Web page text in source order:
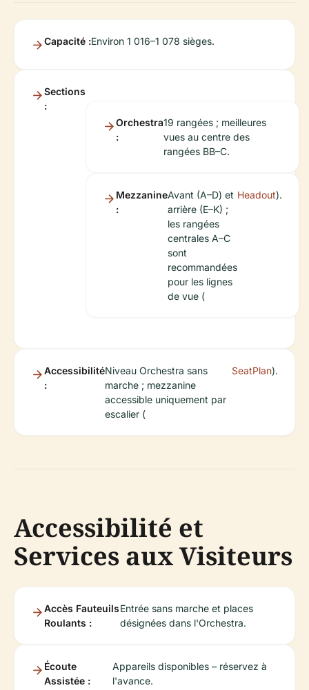
Capacité :Environ 1 016–1 078 sièges.
Sections
:
Orchestra
:
19 rangées ; meilleures
vues au centre des
rangées BB–C.
Mezzanine
:
Avant (A–D) et
arrière (E–K) ;
les rangées
centrales A–C
sont
recommandées
pour les lignes
de vue (
Headout).
Accessibilité
:
Niveau Orchestra sans
marche ; mezzanine
accessible uniquement par
escalier (
SeatPlan).
Accessibilité et
Services aux Visiteurs
Accès Fauteuils
Roulants :
Entrée sans marche et places
désignées dans l'Orchestra.
Écoute
Assistée :
Appareils disponibles – réservez à
l'avance.